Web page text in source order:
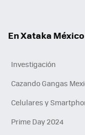
En Xataka
Investigación
Cazando Gangas
Celulares y
Prime Day 2024